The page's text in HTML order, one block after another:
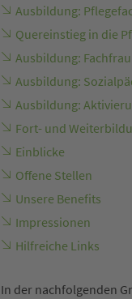
Ausbildung:
Quereinstieg in die
Ausbildung:
Ausbildung:
Ausbildung:
Fort- und
Einblicke
Offene Stellen
Unsere Benefits
Impressionen
Hilfreiche Links
In der nachfolgenden